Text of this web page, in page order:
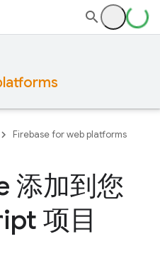
Firebase for web platforms
添加到您
项目